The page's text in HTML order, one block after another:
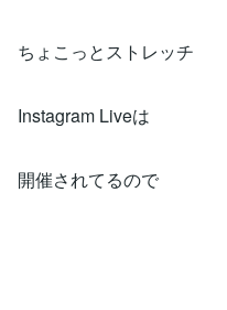
ちょこっとストレッチ
Instagram Liveは
開催されてるので